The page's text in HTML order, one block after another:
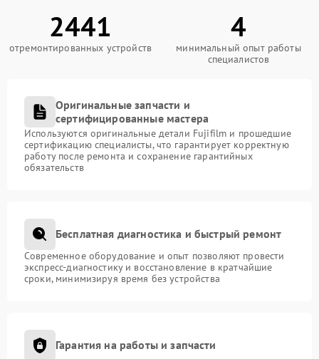
2441
отремонтированных устройств
4
минимальный опыт работы
специалистов
Оригинальные запчасти и
сертифицированные мастера
Используются оригинальные детали Fujifilm и прошедшие
сертификацию специалисты, что гарантирует корректную
работу после ремонта и сохранение гарантийных
обязательств
Бесплатная диагностика и быстрый ремонт
Современное оборудование и опыт позволяют провести
экспресс-диагностику и восстановление в кратчайшие
сроки, минимизируя время без устройства
Гарантия на работы и запчасти